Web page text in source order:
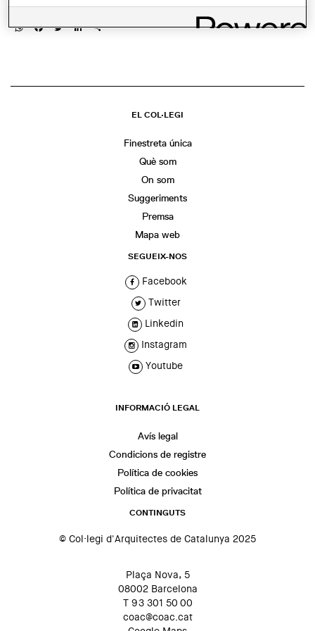
WhatsApp
Facebook
TwitterLinkedIn
Share
EL COL·LEGI
Finestreta única
Què som
On som
Suggeriments
Premsa
Mapa web
SEGUEIX-NOS
Facebook
Twitter
Linkedin
Instagram
Youtube
INFORMACIÓ LEGAL
Avís legal
Condicions de registre
Política de cookies
Política de privacitat
CONTINGUTS
© Col·legi d'Arquitectes de Catalunya 2025
Plaça Nova, 5
08002 Barcelona
T 93 301 50 00
coac@coac.cat